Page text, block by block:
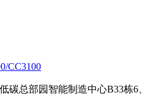
CC3100
碳总部园智能制造中心B33栋6、